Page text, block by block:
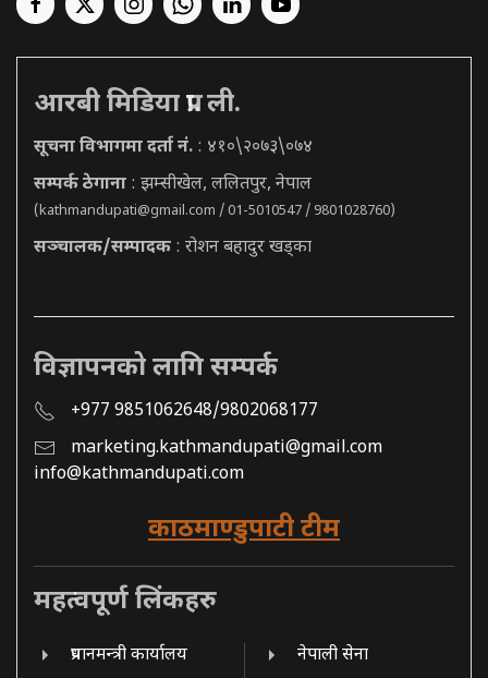
आरबी मिडिया प्रा. ली.
सूचना विभागमा दर्ता नं. : ४१०\२०७३\०७४
सम्पर्क ठेगाना : झम्सीखेल, ललितपुर, नेपाल
(kathmandupati@gmail.com / 01-5010547 / 9801028760)
सञ्चालक/सम्पादक : रोशन बहादुर खड्का
विज्ञापनको लागि सम्पर्क
+977 9851062648/9802068177
marketing.kathmandupati@gmail.com
info@kathmandupati.com
काठमाण्डुपाटी टीम
महत्वपूर्ण लिंकहरु
प्रधानमन्त्री कार्यालय नेपाली सेना